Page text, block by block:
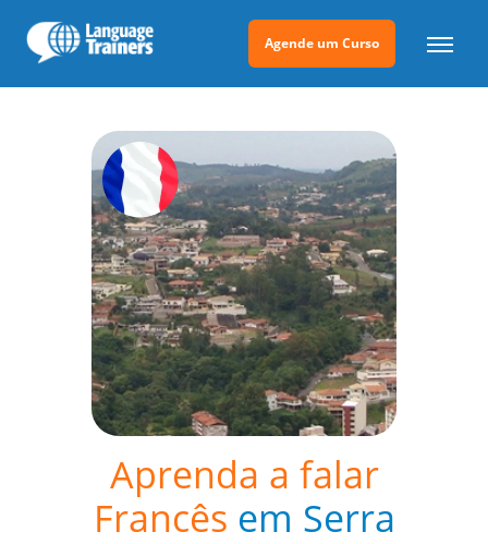
Agende um Curso
Aprenda a falar
Francês em Serra